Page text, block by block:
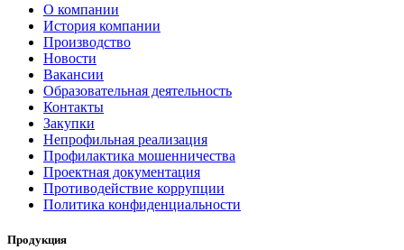
О компании
История компании
Производство
Новости
Вакансии
Образовательная деятельность
Контакты
Закупки
Непрофильная реализация
Профилактика мошенничества
Проектная документация
Противодействие коррупции
Политика конфиденциальности
Продукция